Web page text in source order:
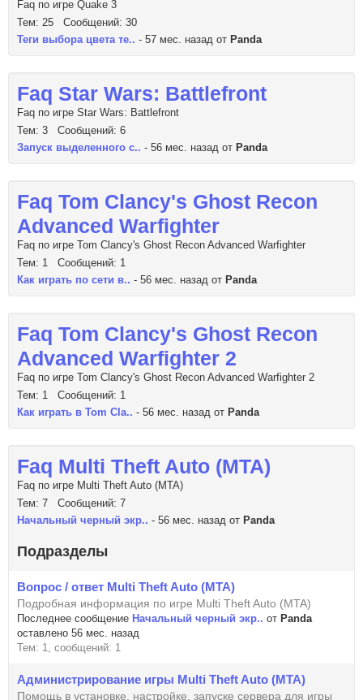
Faq по игре Quake 3
Тем: 25 Сообщений: 30
Теги выбора цвета те.. - 57 мес. назад от Panda
Faq Star Wars: Battlefront
Faq по игре Star Wars: Battlefront
Тем: 3 Сообщений: 6
Запуск выделенного с.. - 56 мес. назад от Panda
Faq Tom Clancy's Ghost Recon
Advanced Warfighter
Faq по игре Tom Clancy's Ghost Recon Advanced Warfighter
Тем: 1 Сообщений: 1
Как играть по сети в.. - 56 мес. назад от Panda
Faq Tom Clancy's Ghost Recon
Advanced Warfighter 2
Faq по игре Tom Clancy's Ghost Recon Advanced Warfighter 2
Тем: 1 Сообщений: 1
Как играть в Tom Cla.. - 56 мес. назад от Panda
Faq Multi Theft Auto (MTA)
Faq по игре Multi Theft Auto (MTA)
Тем: 7 Сообщений: 7
Начальный черный экр.. - 56 мес. назад от Panda
Подразделы
Вопрос / ответ Multi Theft Auto (MTA)
Подробная информация по игре Multi Theft Auto (MTA)
Последнее сообщение Начальный черный экр.. от Panda
оставлено 56 мес. назад
Тем: 1, сообщений: 1
Администрирование игры Multi Theft Auto (MTA)
Помощь в установке, настройке, запуске сервера для игры